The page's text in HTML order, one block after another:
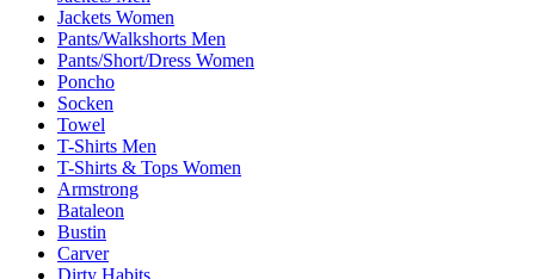
Jackets Women
Pants/Walkshorts Men
Pants/Short/Dress Women
Poncho
Socken
Towel
T-Shirts Men
T-Shirts & Tops Women
Armstrong
Bataleon
Bustin
Carver
Dirty Habits